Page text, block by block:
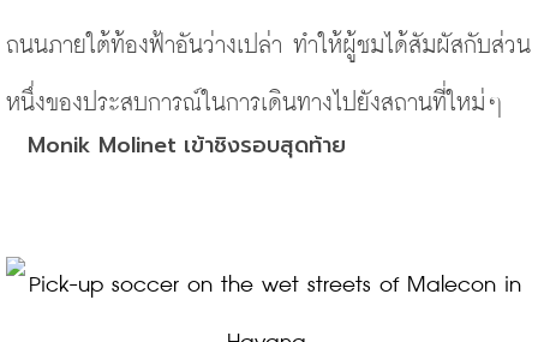
ถนนภายใต้ท้องฟ้าอันว่างเปล่า ทำให้ผู้ชมได้สัมผัสกับส่วน
หนึ่งของประสบการณ์ในการเดินทางไปยังสถานที่ใหม่ๆ
Monik Molinet เข้าชิงรอบสุดท้าย